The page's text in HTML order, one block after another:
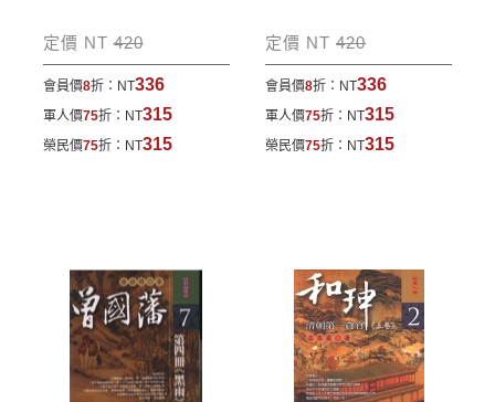
包裹運送，一律免運費；899元以下須自付80元運
費。外文書籍將由專人估價
，訂購後48小時內回覆運
寄送說明:
付款完成後，本公司將於七日內以郵寄方式寄送到您
所指定的地點。
定價 NT420
會員價8折： NT336
軍人價75折： NT315
榮民價75折： NT315
定價 NT420
會員價8折： NT336
軍人價75折： NT315
榮民價75折： NT315